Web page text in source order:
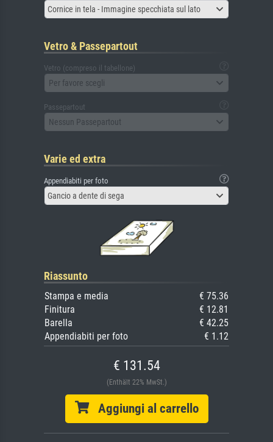
Cornice in tela - Immagine specchiata sul lato
Vetro & Passepartout
Vetro (compreso il tabellone)
Per favore scegli
Passepartout
Nessun Passepartout
Varie ed extra
Appendiabiti per foto
Gancio a dente di sega
Riassunto
Stampa e media
€ 75.36
Finitura
€ 12.81
Barella
€ 42.25
Appendiabiti per foto
€ 1.12
€ 131.54
(Enthält 22% MwSt.)
Aggiungi al carrello